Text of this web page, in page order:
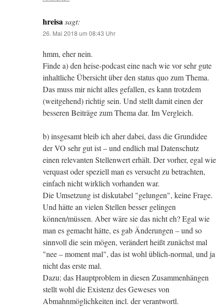
hreisasagt:
26. Mai 2018 um 08:43 Uhr
hmm, eher nein.
Finde a) den heise-podcast eine nach wie vor sehr gute
inhaltliche Übersicht über den status quo zum Thema.
Das muss mir nicht alles gefallen, es kann trotzdem
(weitgehend) richtig sein. Und stellt damit einen der
besseren Beiträge zum Thema dar. Im Vergleich.
b) insgesamt bleib ich aher dabei, dass die Grundidee
der VO sehr gut ist – und endlich mal Datenschutz
einen relevanten Stellenwert erhält. Der vorher, egal wie
verquast oder speziell man es versucht zu betrachten,
einfach nicht wirklich vorhanden war.
Die Umsetzung ist diskutabel "gelungen", keine Frage.
Und hätte an vielen Stellen besser gelingen
können/müssen. Aber wäre sie das nicht eh? Egal wie
man es gemacht hätte, es gab Änderungen – und so
sinnvoll die sein mögen, verändert heißt zunächst mal
"nee – moment mal", das ist wohl üblich-normal, und ja
nicht das erste mal.
Dazu: das Hauptproblem in diesen Zusammenhängen
stellt wohl die Existenz des Geweses von
Abmahnmöglichkeiten incl. der verantwortl.